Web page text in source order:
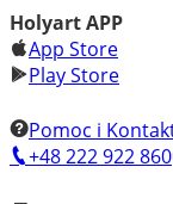
Holyart APP
App Store
Play Store
Pomoc i
+48 222 922 860